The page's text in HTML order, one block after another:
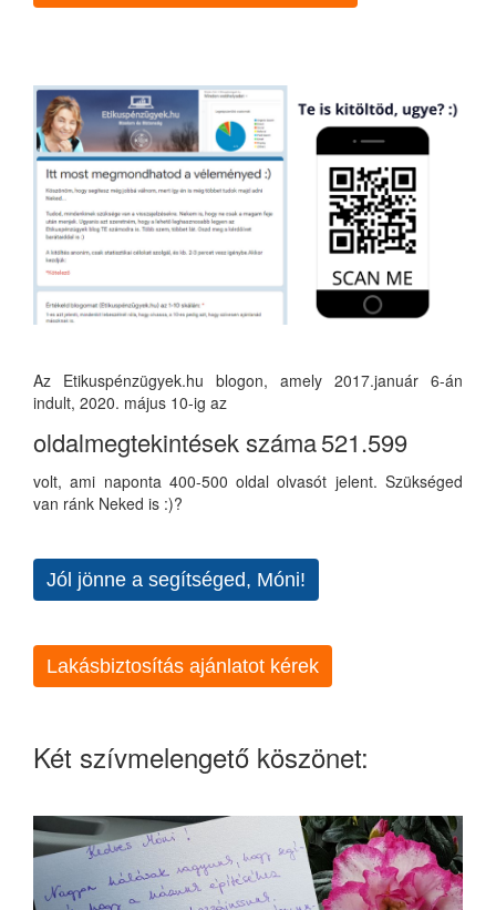
Az Etikuspénzügyek.hu blogon, amely 2017.január 6-án
indult, 2020. május 10-ig az
oldalmegtekintések száma521.599
volt, ami naponta 400-500 oldal olvasót jelent. Szükséged
van ránk Neked is :)?
Jól jönne a segítséged, Móni!
Lakásbiztosítás ajánlatot kérek
Két szívmelengető köszönet: